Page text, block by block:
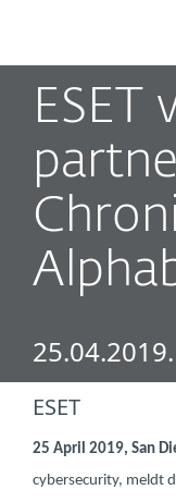
ESET
25.04.2019.
ESET
25 April 2019, San
cybersecurity, meldt